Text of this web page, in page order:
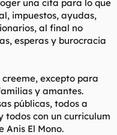
una cita para lo que
impuestos, ayudas,
al final no
esperas y burocracia
excepto para
y amantes.
públicas, todos a
todos con un curriculum
Anis El Mono.